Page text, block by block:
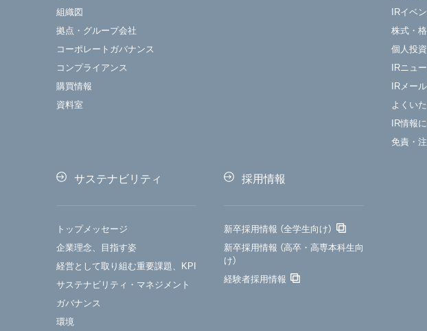
組織図
拠点・グループ会社
コーポレートガバナンス
コンプライアンス
購買情報
資料室
IRイベ
株式・
個人投
IRニュ
IRメー
よくい
IR情報
免責・
サステナビリティ
トップメッセージ
企業理念、目指す姿
経営として取り組む重要課題、KPI
サステナビリティ・マネジメント
ガバナンス
環境
採用情報
新卒採用情報 （全学生向け）
新卒採用情報 （高卒・高専本科生向
け）
経験者採用情報